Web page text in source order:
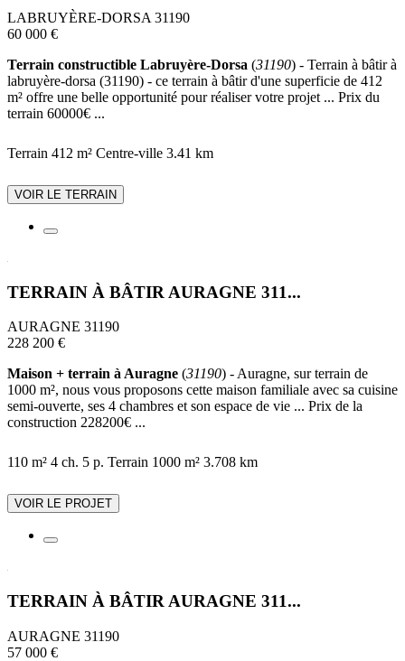
LABRUYÈRE-DORSA 31190
60 000 €
Terrain constructible Labruyère-Dorsa (31190) - Terrain à bâtir à
labruyère-dorsa (31190) - ce terrain à bâtir d'une superficie de 412
m² offre une belle opportunité pour réaliser votre projet ... Prix du
terrain 60000€ ...
Terrain 412 m² Centre-ville 3.41 km
VOIR LE TERRAIN
TERRAIN À BÂTIR AURAGNE 311...
AURAGNE 31190
228 200 €
Maison + terrain à Auragne (31190) - Auragne, sur terrain de
1000 m², nous vous proposons cette maison familiale avec sa cuisine
semi-ouverte, ses 4 chambres et son espace de vie ... Prix de la
construction 228200€ ...
110 m² 4 ch. 5 p. Terrain 1000 m² 3.708 km
VOIR LE PROJET
TERRAIN À BÂTIR AURAGNE 311...
AURAGNE 31190
57 000 €